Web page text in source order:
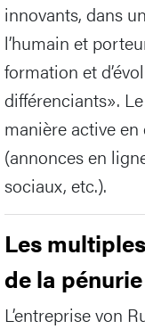
innovants, dans
l’humain et
formation et
différenciants».
manière active
(annonces en
sociaux, etc.).
Les
de la
L’entreprise von